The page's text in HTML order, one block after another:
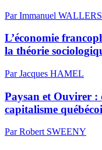
Par Immanuel
L’économie
la théorie
Par Jacques HAMEL
Paysan et Ouvirer :
capitalisme
Par Robert SWEENY